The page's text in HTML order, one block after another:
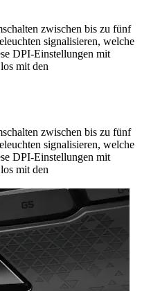
zwischen bis zu fünf
signalisieren, welche
DPI-Einstellungen mit
mit den
zwischen bis zu fünf
signalisieren, welche
DPI-Einstellungen mit
mit den